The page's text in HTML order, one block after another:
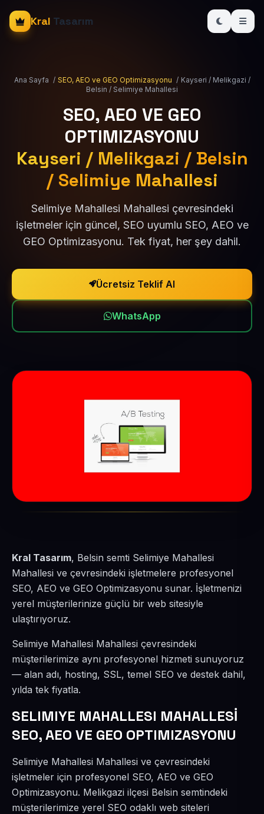
Kral Tasarım
Ana Sayfa / SEO, AEO ve GEO Optimizasyonu / Kayseri / Melikgazi /
Belsin / Selimiye Mahallesi
SEO, AEO VE GEO
OPTIMIZASYONU
Kayseri / Melikgazi / Belsin
/ Selimiye Mahallesi
Selimiye Mahallesi Mahallesi çevresindeki
işletmeler için güncel, SEO uyumlu SEO, AEO ve
GEO Optimizasyonu. Tek fiyat, her şey dahil.
Ücretsiz Teklif Al
WhatsApp
Kral Tasarım, Belsin semti Selimiye Mahallesi
Mahallesi ve çevresindeki işletmelere profesyonel
SEO, AEO ve GEO Optimizasyonu sunar. İşletmenizi
yerel müşterilerinize güçlü bir web sitesiyle
ulaştırıyoruz.
Selimiye Mahallesi Mahallesi çevresindeki
müşterilerimize aynı profesyonel hizmeti sunuyoruz
— alan adı, hosting, SSL, temel SEO ve destek dahil,
yılda tek fiyatla.
SELIMIYE MAHALLESI MAHALLESİ
SEO, AEO VE GEO OPTIMIZASYONU
Selimiye Mahallesi Mahallesi ve çevresindeki
işletmeler için profesyonel SEO, AEO ve GEO
Optimizasyonu. Melikgazi ilçesi Belsin semtindeki
müşterilerimize yerel SEO odaklı web siteleri